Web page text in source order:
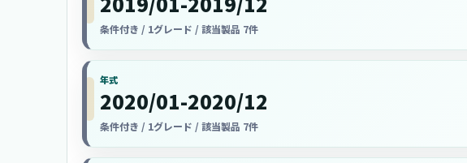
条件付き / 1グレード / 該当製品 7件
年式
2020/01-2020/12
条件付き / 1グレード / 該当製品 7件